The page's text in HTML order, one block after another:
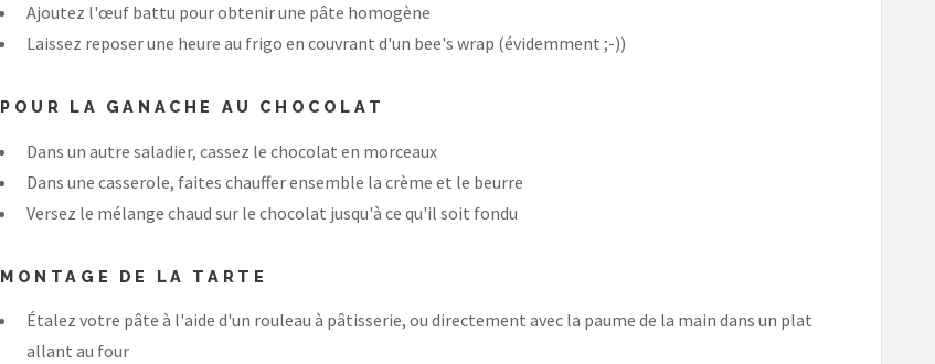
Ajoutez l'œuf battu pour obtenir une pâte homogène
Laissez reposer une heure au frigo en couvrant d'un bee's wrap (évidemment ;-))
POUR LA GANACHE AU CHOCOLAT
Dans un autre saladier, cassez le chocolat en morceaux
Dans une casserole, faites chauffer ensemble la crème et le beurre
Versez le mélange chaud sur le chocolat jusqu'à ce qu'il soit fondu
MONTAGE DE LA TARTE
Étalez votre pâte à l'aide d'un rouleau à pâtisserie, ou directement avec la paume de la main dans un plat
allant au four